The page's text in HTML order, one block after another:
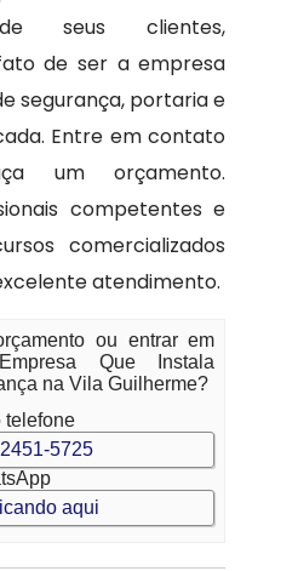
de seus clientes,
de ser a empresa
segurança, portaria e
Entre em contato
um orçamento.
competentes e
comercializados
atendimento.
ou entrar em
Que Instala
na Vila Guilherme?
telefone
5725
aqui